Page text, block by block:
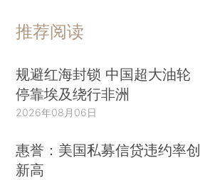
推荐阅读
规避红海封锁 中国超大油轮
停靠埃及绕行非洲
2026年08月06日
惠誉：美国私募信贷违约率创
新高